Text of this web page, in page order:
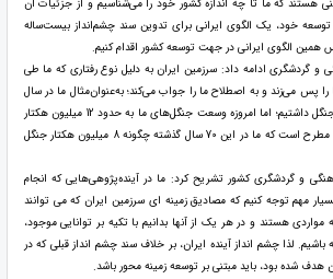
هستند که ما تا چه اندازه کشور خود را می‌شناسیم و از جزئیات آن
توسعه خود، یک الگوی ایرانی برای تدوین سند چشم‌انداز بیست‌ساله
همین الگوی ایرانی در جهت توسعه کشور اقدام کنیم.
و گردشگری ادامه داد: سرزمین ایران به دلیل نوع رفتاری که ما طی
را پس می‌زند و به ‌اصطلاح ما را جواب می‌کند؛ به‌عنوان‌مثال ما در سال
1335 حدود 20 میلیون هکتار جنگل داشتیم؛ اما امروزه وسعت جنگل‌های ما به حدود 12 میلیون هکتار
رسیده است و این سوال اکنون مطرح است که ما در این 70 سال گذشته چگونه 8 میلیون هکتار جنگل
و گردشگری کشور تشریح کرد: ما در آینده‌پژوهی‌هایی که انجام
مهم توجه کنیم که مصادیق زمینه ای سرزمین ایران که می توانند
هستند و در هر یک از آنها بدانیم با تکیه بر توانایی موجود،
لذا چشم انداز آینده ایران، بر خلاف سند چشم انداز قبلی که در
هدف شده بود، باید مبتنی بر توسعه زمینه محور باشد.